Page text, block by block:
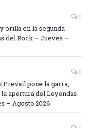
0
brilla en la segunda
del Rock – Jueves –
0
Prevail pone la garra,
apertura del Leyendas
– Agosto 2026